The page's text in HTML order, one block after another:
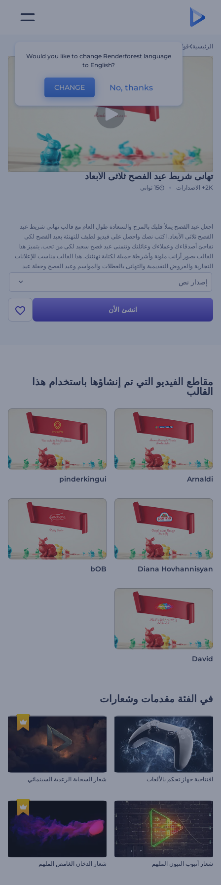
الرئيسية قوالب
تهانى شريط عيد الفصح ثلاثى الأبعاد
2K+ الاصدارات 15 ثواني
اجعل عيد الفصح يملأ قلبك بالمرح والسعادة طول العام مع قالب تهانى شريط عيد
الفصح ثلاثى الأبعاد. اكتب نصك واحصل على فيديو لطيف للتهنئة بعيد الفصح لكى
تفاجئ أصدقاءك وعملاءك وعائلتك وتتمنى عيد فصح سعيد لكى من تحب. يتميز هذا
القالب بصور أرانب ملونة وأشرطة جميلة لكتابة تهنئتك. هذا القالب مناسب للإعلانات
التجارية والعروض التقديمية والتهانى بالعطلات والمواسم وعيد الفصح وحفلة عيد
الميلاد والمناسبات الخاصة والمزيد. هذا هو إصدار النص الخاص بهذا القالب. جربه
اليوم مجانًا
إصدار نص
انشئ الأن
مقاطع الفيديو التي تم إنشاؤها باستخدام هذا
القالب
Arnaldi
pinderkingui
Diana Hovhannisyan
bOB
David
في الفئة مقدمات وشعارات
افتتاحية جهاز تحكم بالألعاب شعار السحابة الرعدية السينمائي
شعار أنبوب النيون الملهم شعار الدخان الغامض الملهم
Would you like to change Renderforest language
to English?
CHANGE No, thanks